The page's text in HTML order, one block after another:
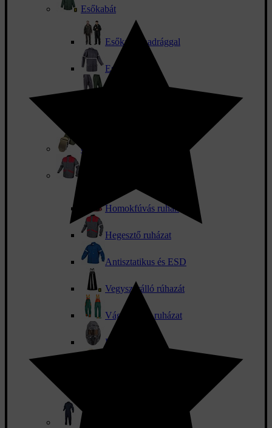
Esőkabát
Esőkabát nadrággal
Esőkabátok
Övek és táskák
Homokfúvás ruhák
Hegesztő ruházat
Antisztatikus és ESD
Vegyszerálló rúhazát
Vágásbiztos ruházat
Hőálló ruházat
Munkaruha overál